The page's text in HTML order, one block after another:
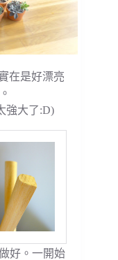
在是好漂亮
強大了:D)
好。一開始